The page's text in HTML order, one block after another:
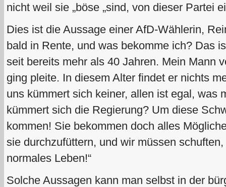
nicht weil sie „böse „sind, von dieser Partei
Dies ist die Aussage einer AfD-Wählerin,
bald in Rente, und was bekomme ich? Das
seit bereits mehr als 40 Jahren. Mein Mann
ging pleite. In diesem Alter findet er nichts
uns kümmert sich keiner, allen ist egal, was
kümmert sich die Regierung? Um diese
kommen! Sie bekommen doch alles
sie durchzufüttern, und wir müssen
normales Leben!“
Solche Aussagen kann man selbst in der